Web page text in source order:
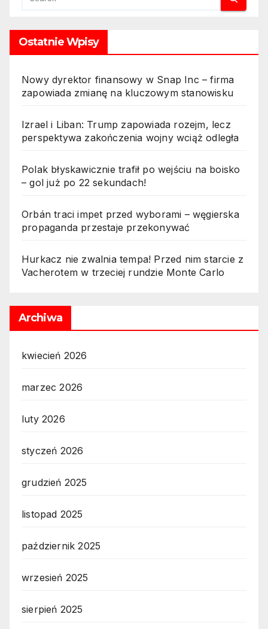
Ostatnie Wpisy
Nowy dyrektor finansowy w Snap Inc – firma
zapowiada zmianę na kluczowym stanowisku
Izrael i Liban: Trump zapowiada rozejm, lecz
perspektywa zakończenia wojny wciąż odległa
Polak błyskawicznie trafił po wejściu na boisko
– gol już po 22 sekundach!
Orbán traci impet przed wyborami – węgierska
propaganda przestaje przekonywać
Hurkacz nie zwalnia tempa! Przed nim starcie z
Vacherotem w trzeciej rundzie Monte Carlo
Archiwa
kwiecień 2026
marzec 2026
luty 2026
styczeń 2026
grudzień 2025
listopad 2025
październik 2025
wrzesień 2025
sierpień 2025